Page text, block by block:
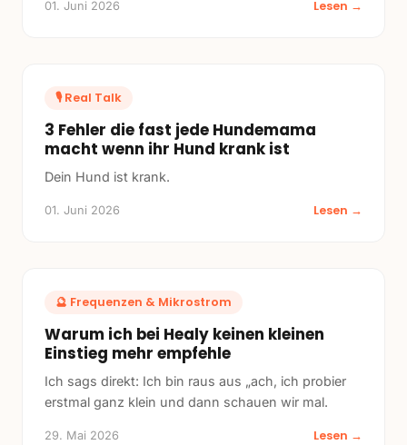
01. Juni 2026 Lesen →
🎙️ Real Talk
3 Fehler die fast jede Hundemama
macht wenn ihr Hund krank ist
Dein Hund ist krank.
01. Juni 2026 Lesen →
🔮 Frequenzen & Mikrostrom
Warum ich bei Healy keinen kleinen
Einstieg mehr empfehle
Ich sags direkt: Ich bin raus aus „ach, ich probier
erstmal ganz klein und dann schauen wir mal.
29. Mai 2026 Lesen →